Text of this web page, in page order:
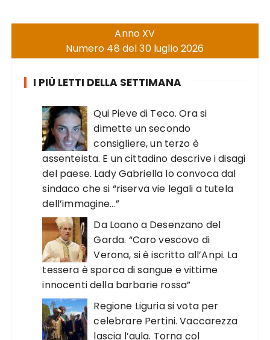
Anno XV
Numero 48 del 30 luglio 2026
I PIÙ LETTI DELLA SETTIMANA
Qui Pieve di Teco. Ora si
dimette un secondo
consigliere, un terzo è
assenteista. E un cittadino descrive i disagi
del paese. Lady Gabriella lo convoca dal
sindaco che si “riserva vie legali a tutela
dell’immagine…”
Da Loano a Desenzano del
Garda. “Caro vescovo di
Verona, si è iscritto all’Anpi. La
tessera è sporca di sangue e vittime
innocenti della barbarie rossa”
Regione Liguria si vota per
celebrare Pertini. Vaccarezza
lascia l’aula. Torna col